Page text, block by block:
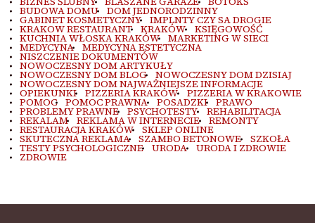
BUDOWA DOMU DOM JEDNORODZINNY
GABINET KOSMETYCZNY IMPLNTY CZY SA DROGIE
KRAKOW RESTAURANT KRAKÓW KSIĘGOWOŚĆ
KUCHNIA WŁOSKA KRAKÓW MARKETING W SIECI
MEDYCYNA MEDYCYNA ESTETYCZNA
NISZCZENIE DOKUMENTÓW
NOWOCZESNY DOM ARTYKUŁY
NOWOCZESNY DOM BLOG NOWOCZESNY DOM DZISIAJ
NOWOCZESNY DOM NAJWAŻNIEJSZE INFORMACJE
OPIEKUNKI PIZZERIA KRAKÓW PIZZERIA W KRAKOWIE
POMOC POMOC PRAWNA POSADZKI PRAWO
PROBLEMY PRAWNE PSYCHOTESTY REHABILITACJA
REKALAM REKLAMA W INTERNECIE REMONTY
RESTAURACJA KRAKÓW SKLEP ONLINE
SKUTECZNA REKLAMA SZAMBO BETONOWE SZKOŁA
TESTY PSYCHOLOGICZNE URODA URODA I ZDROWIE
ZDROWIE